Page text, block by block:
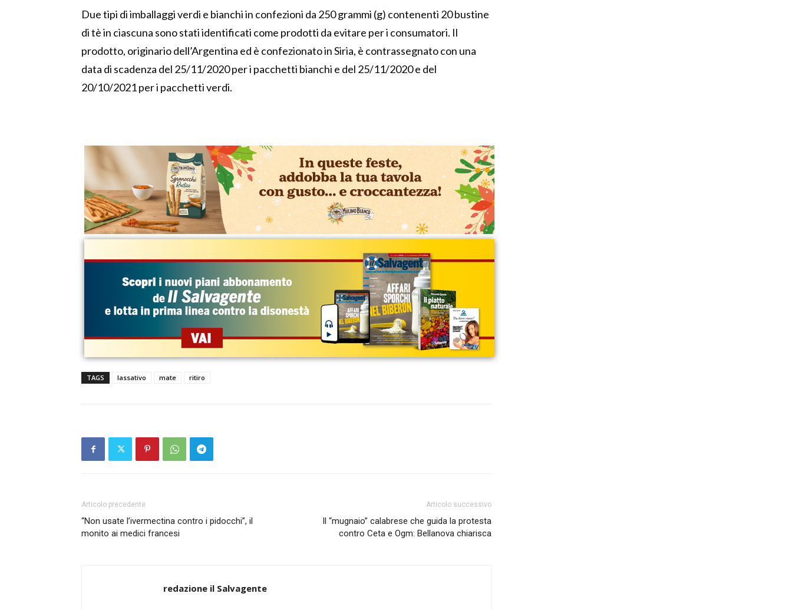
Due tipi di imballaggi verdi e bianchi in confezioni da 250 grammi (g) contenenti 20 bustine
di tè in ciascuna sono stati identificati come prodotti da evitare per i consumatori. Il
prodotto, originario dell’Argentina ed è confezionato in Siria, è contrassegnato con una
data di scadenza del 25/11/2020 per i pacchetti bianchi e del 25/11/2020 e del
20/10/2021 per i pacchetti verdi.
TAGS lassativo mate ritiro
Articolo precedente
“Non usate l’ivermectina contro i pidocchi”, il
monito ai medici francesi
Articolo successivo
Il “mugnaio” calabrese che guida la protesta
contro Ceta e Ogm: Bellanova chiarisca
redazione il Salvagente